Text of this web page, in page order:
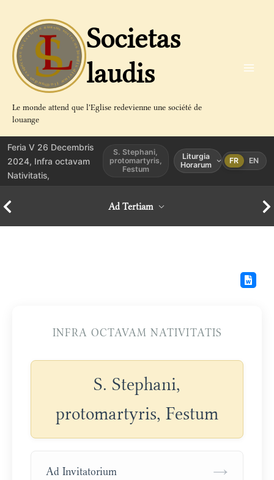
contenu
Societas
laudis
Le monde attend que l'Eglise redevienne une société de
louange
Feria V 26 Decembris
2024, Infra octavam
Nativitatis,
S. Stephani,
protomartyris,
Festum
Liturgia
Horarum
FR EN
Ad Tertiam
INFRA OCTAVAM NATIVITATIS
S. Stephani,
protomartyris, Festum
Ad Invitatorium →